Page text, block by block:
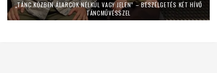
„TÁNC KÖZBEN ÁLARCOK NÉLKÜL VAGY JELEN” – BESZÉLGETÉS KÉT HÍVŐ
TÁNCMŰVÉSSZEL